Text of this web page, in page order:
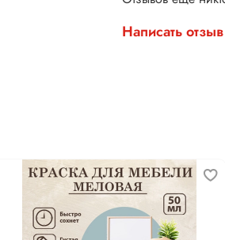
Написать отзыв